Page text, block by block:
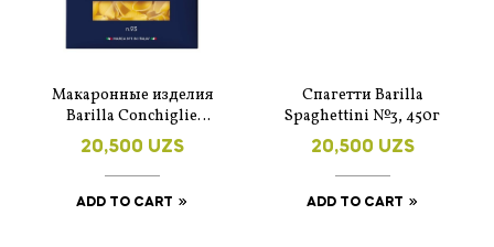
Макаронные изделия
Barilla Conchiglie
Rigate n.93 450 г
20,500 UZS
ADD TO CART
Спагетти Barilla
Spaghettini №3, 450г
20,500 UZS
ADD TO CART